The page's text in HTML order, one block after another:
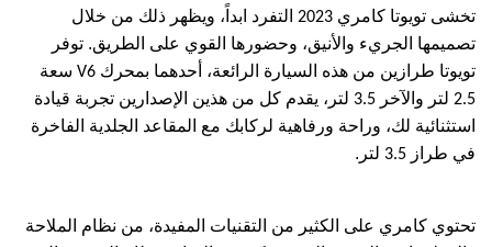
تخشى تويوتا كامري 2023 التفرد ابداً، ويظهر ذلك من خلال
تصميمها الجريء والأنيق، وحضورها القوي على الطريق. توفر
تويوتا طرازين من هذه السيارة الرائعة، أحدهما بمحرك V6 سعة
2.5 لتر والآخر 3.5 لتر، يقدم كل من هذين الإصدارين تجربة قيادة
استثنائية لك، وراحة ورفاهية لركابك مع المقاعد الجلدية الفاخرة
في طراز 3.5 لتر.
تحتوي كامري على الكثير من التقنيات المفيدة، من نظام الملاحة